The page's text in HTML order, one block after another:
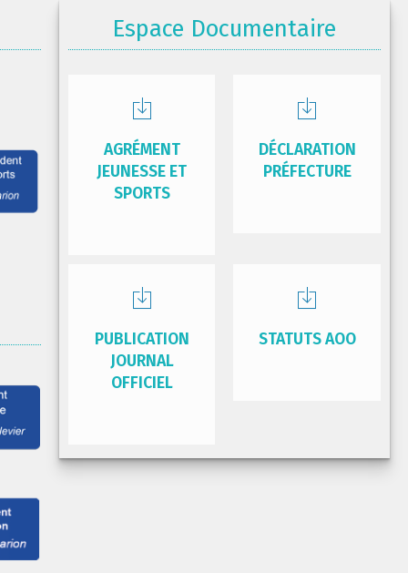
Espace Documentaire
AGRÉMENT
JEUNESSE ET
SPORTS
DÉCLARATION
PRÉFECTURE
PUBLICATION
JOURNAL
OFFICIEL
STATUTS AOO